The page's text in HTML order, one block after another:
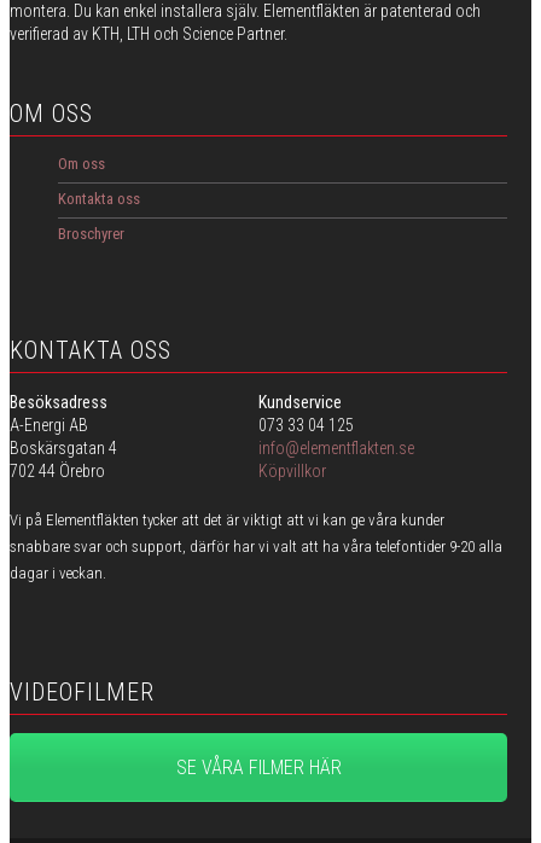
montera. Du kan enkel installera själv. Elementfläkten är patenterad och
verifierad av KTH, LTH och Science Partner.
OM OSS
Om oss
Kontakta oss
Broschyrer
KONTAKTA OSS
Besöksadress
A-Energi AB
Boskärsgatan 4
702 44 Örebro
Kundservice
073 33 04 125
info@elementflakten.se
Köpvillkor
Vi på Elementfläkten tycker att det är viktigt att vi kan ge våra kunder
snabbare svar och support, därför har vi valt att ha våra telefontider 9-20 alla
dagar i veckan.
VIDEOFILMER
SE VÅRA FILMER HÄR